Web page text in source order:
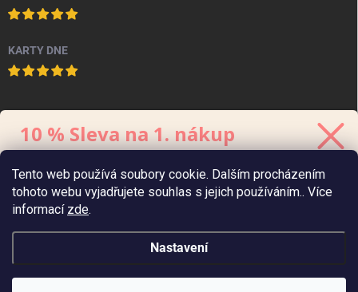
Tento web používá soubory cookie. Dalším procházením
tohoto webu vyjadřujete souhlas s jejich používáním.. Více
informací zde.
Nastavení
KARTY DNE
PINTEREST
10 % Sleva na 1. nákup
Kód platí 48 hodin, minimální hodnotaobjednávkyje 700 Kč.
Zaslat 10% slevu